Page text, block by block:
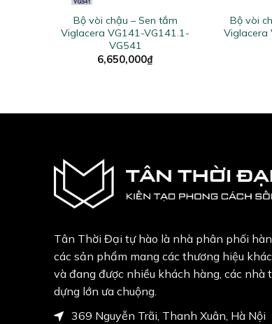
Bộ vòi chậu – Sen tắm
Viglacera VG141-VG141.1-
VG541
6,650,000₫
Bộ vòi
Viglacera
Tân Thời Đại tự hào là nhà phân phối
các sản phẩm mang các thương hiệu
và đang được nhiều khách hàng, các nhà
dựng lớn ưa chuộng.
369 Nguyễn Trãi, Thanh Xuân, Hà Nội